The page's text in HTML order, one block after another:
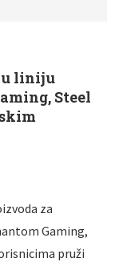
liniju
Steel
za
Gaming,
pruži